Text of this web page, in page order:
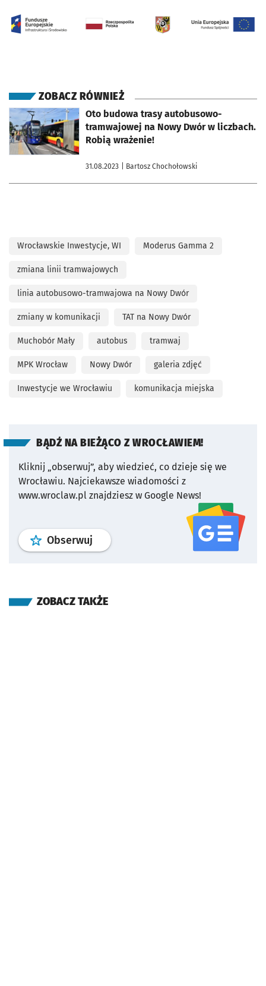
ZOBACZ RÓWNIEŻ
Oto budowa trasy autobusowo-
tramwajowej na Nowy Dwór w liczbach.
Robią wrażenie!
31.08.2023 | Bartosz Chochołowski
otworzy się w nowej karcie
Wrocławskie Inwestycje, WI Moderus Gamma 2
zmiana linii tramwajowych
linia autobusowo-tramwajowa na Nowy Dwór
zmiany w komunikacji TAT na Nowy Dwór
Muchobór Mały autobus tramwaj
MPK Wrocław Nowy Dwór galeria zdjęć
Inwestycje we Wrocławiu komunikacja miejska
BĄDŹ NA BIEŻĄCO Z WROCŁAWIEM!
Kliknij „obserwuj”, aby wiedzieć, co dzieje się we
Wrocławiu. Najciekawsze wiadomości z
www.wroclaw.pl znajdziesz w Google News!
Obserwuj profil serwisu
ZOBACZ TAKŻE